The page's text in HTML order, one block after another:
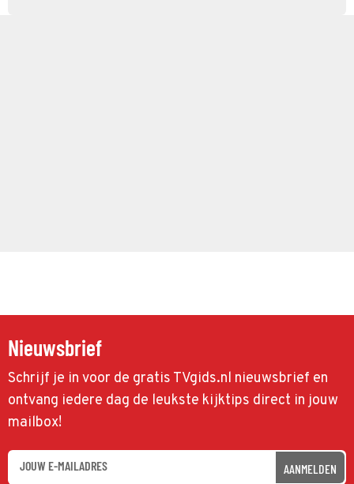
Nieuwsbrief
Schrijf je in voor de gratis TVgids.nl nieuwsbrief en
ontvang iedere dag de leukste kijktips direct in jouw
mailbox!
AANMELDEN